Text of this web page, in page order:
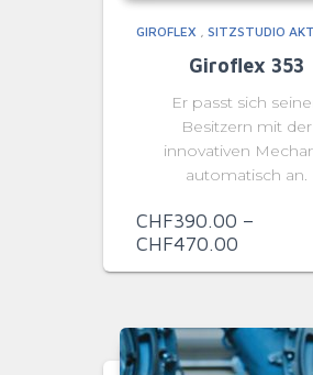
GIROFLEX , SITZSTUDIO
Giroflex 353
Er passt sich
Besitzern mit der
innovativen
automatisch an.
CHF390.00 –
CHF470.00